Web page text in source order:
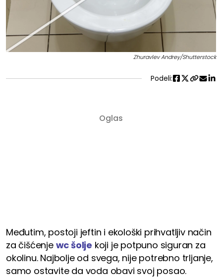
Zhuravlev Andrey/Shutterstock
Podeli:
Međutim, postoji jeftin i ekološki prihvatljiv način
za čišćenje wc šolje koji je potpuno siguran za
okolinu. Najbolje od svega, nije potrebno trljanje,
samo ostavite da voda obavi svoj posao.